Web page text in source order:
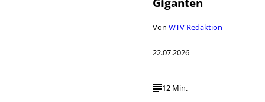
Von WTV Redaktion
22.07.2026
12 Min.